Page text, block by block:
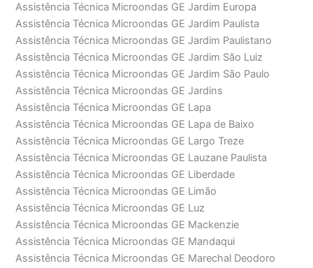
Assistência Técnica Microondas GE Jardim Europa
Assistência Técnica Microondas GE Jardim Paulista
Assistência Técnica Microondas GE Jardim Paulistano
Assistência Técnica Microondas GE Jardim São Luiz
Assistência Técnica Microondas GE Jardim São Paulo
Assistência Técnica Microondas GE Jardins
Assistência Técnica Microondas GE Lapa
Assistência Técnica Microondas GE Lapa de Baixo
Assistência Técnica Microondas GE Largo Treze
Assistência Técnica Microondas GE Lauzane Paulista
Assistência Técnica Microondas GE Liberdade
Assistência Técnica Microondas GE Limão
Assistência Técnica Microondas GE Luz
Assistência Técnica Microondas GE Mackenzie
Assistência Técnica Microondas GE Mandaqui
Assistência Técnica Microondas GE Marechal Deodoro